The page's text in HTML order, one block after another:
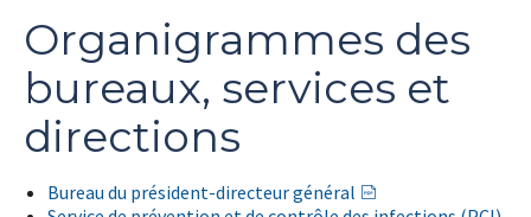
Organigrammes des
bureaux, services et
directions
Bureau du président-directeur général